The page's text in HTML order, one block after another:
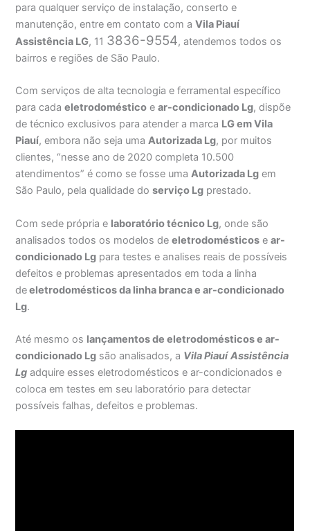
para qualquer serviço de instalação, conserto e
manutenção, entre em contato com aVila Piauí
Assistência LG, 11 3836-9554, atendemos todos os
bairros e regiões de São Paulo.
Com serviços de alta tecnologia e ferramental específico
para cadaeletrodoméstico ear-condicionado Lg, dispõe
de técnico exclusivos para atender a marca LG em Vila
Piauí, embora não seja umaAutorizada Lg, por muitos
clientes, “nesse ano de 2020 completa 10.500
atendimentos” é como se fosse umaAutorizada Lg em
São Paulo, pela qualidade doserviço Lg prestado.
Com sede própria e laboratório técnico Lg, onde são
analisados todos os modelos deeletrodomésticos ear-
condicionado Lg para testes e analises reais de possíveis
defeitos e problemas apresentados em toda a linha
deeletrodomésticos da linha branca e ar-condicionado
Lg.
Até mesmo os lançamentos de eletrodomésticos e ar-
condicionado Lg são analisados, a Vila Piauí Assistência
Lg adquire esses eletrodomésticos e ar-condicionados e
coloca em testes em seu laboratório para detectar
possíveis falhas, defeitos e problemas.